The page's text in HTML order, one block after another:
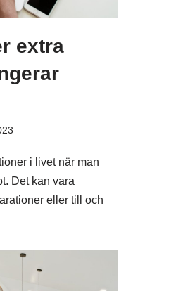
extra
i livet när man
Det kan vara
eller till och